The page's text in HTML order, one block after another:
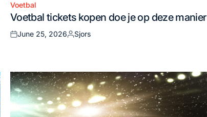
Posted
in
Voetbal
Voetbal tickets kopen doe je op deze manier
Posted
June 25, 2026
Posted
Sjors